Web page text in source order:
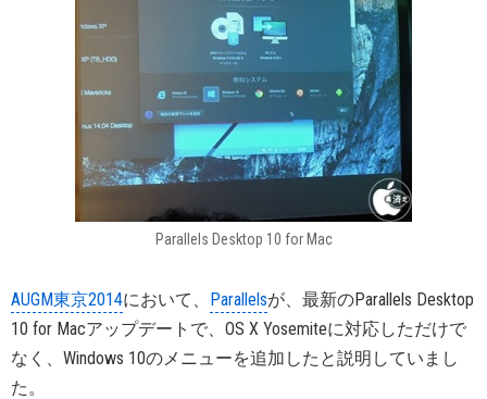
Parallels Desktop 10 for Mac
AUGM東京2014において、 Parallelsが、最新のParallels Desktop
10 for Macアップデートで、OS X Yosemiteに対応しただけで
なく、Windows 10のメニューを追加したと説明していまし
た。